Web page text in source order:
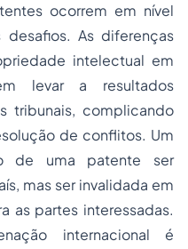
ocorrem em nível
desafios. As diferenças
intelectual em
levar a resultados
tribunais, complicando
de conflitos. Um
de uma patente ser
mas ser invalidada em
as partes interessadas.
internacional é